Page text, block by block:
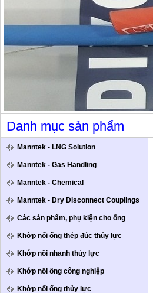
Danh mục sản phẩm
Manntek - LNG Solution
Manntek - Gas Handling
Manntek - Chemical
Manntek - Dry Disconnect Couplings
Các sản phẩm, phụ kiện cho ống
Khớp nối ống thép đúc thủy lực
Khớp nối nhanh thủy lực
Khớp nối ống công nghiệp
Khớp nối ống thủy lực